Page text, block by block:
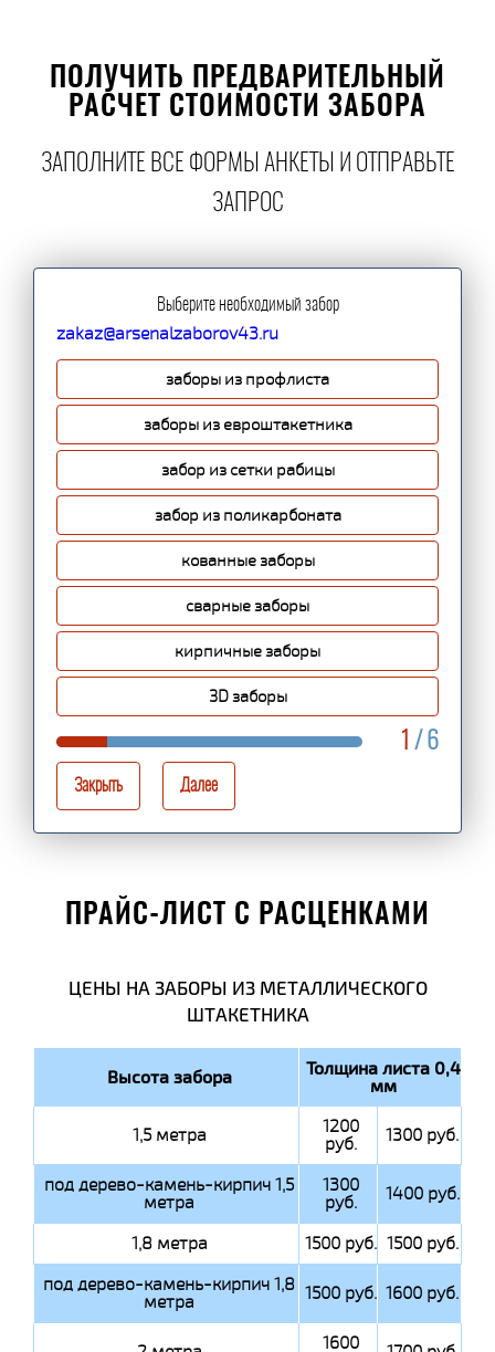
ПОЛУЧИТЬ ПРЕДВАРИТЕЛЬНЫЙ
РАСЧЕТ СТОИМОСТИ ЗАБОРА
ЗАПОЛНИТЕ ВСЕ ФОРМЫ АНКЕТЫ И ОТПРАВЬТЕ
ЗАПРОС
Выберите необходимый забор
zakaz@arsenalzaborov43.ru
заборы из профлиста
заборы из евроштакетника
забор из сетки рабицы
забор из поликарбоната
кованные заборы
сварные заборы
кирпичные заборы
3D заборы
1 / 6
Закрыть Далее
ПРАЙС-ЛИСТ С РАСЦЕНКАМИ
ЦЕНЫ НА ЗАБОРЫ ИЗ МЕТАЛЛИЧЕСКОГО
ШТАКЕТНИКА
Высота забора Толщина листа 0,4
мм
1,5 метра 1200
руб. 1300 руб.
под дерево-камень-кирпич 1,5
метра
1300
руб. 1400 руб.
1,8 метра 1500 руб. 1500 руб.
под дерево-камень-кирпич 1,8
метра 1500 руб. 1600 руб.
1600